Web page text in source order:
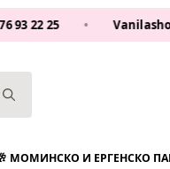
•
МОМИНСКО И ЕРГЕНСКО